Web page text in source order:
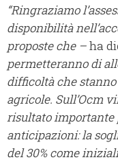
“Ringraziamo
disponibilità
proposte che –ha
permetteranno di
difficoltà che
agricole. Sull’Ocm
risultato importante
anticipazioni: la
del 30% come